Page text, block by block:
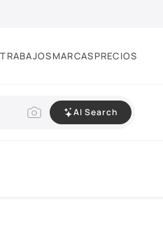
TRABAJOSMARCASPRECIOS
AI Search